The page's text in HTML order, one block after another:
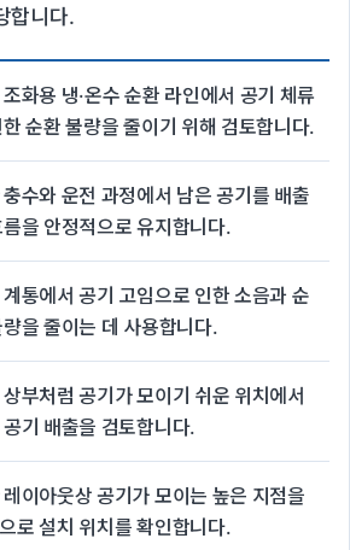
합니다.
화용 냉·온수 순환 라인에서 공기 체류
순환 불량을 줄이기 위해 검토합니다.
충수와 운전 과정에서 남은 공기를 배출
을 안정적으로 유지합니다.
통에서 공기 고임으로 인한 소음과 순
을 줄이는 데 사용합니다.
부처럼 공기가 모이기 쉬운 위치에서
기 배출을 검토합니다.
레이아웃상 공기가 모이는 높은 지점을
로 설치 위치를 확인합니다.